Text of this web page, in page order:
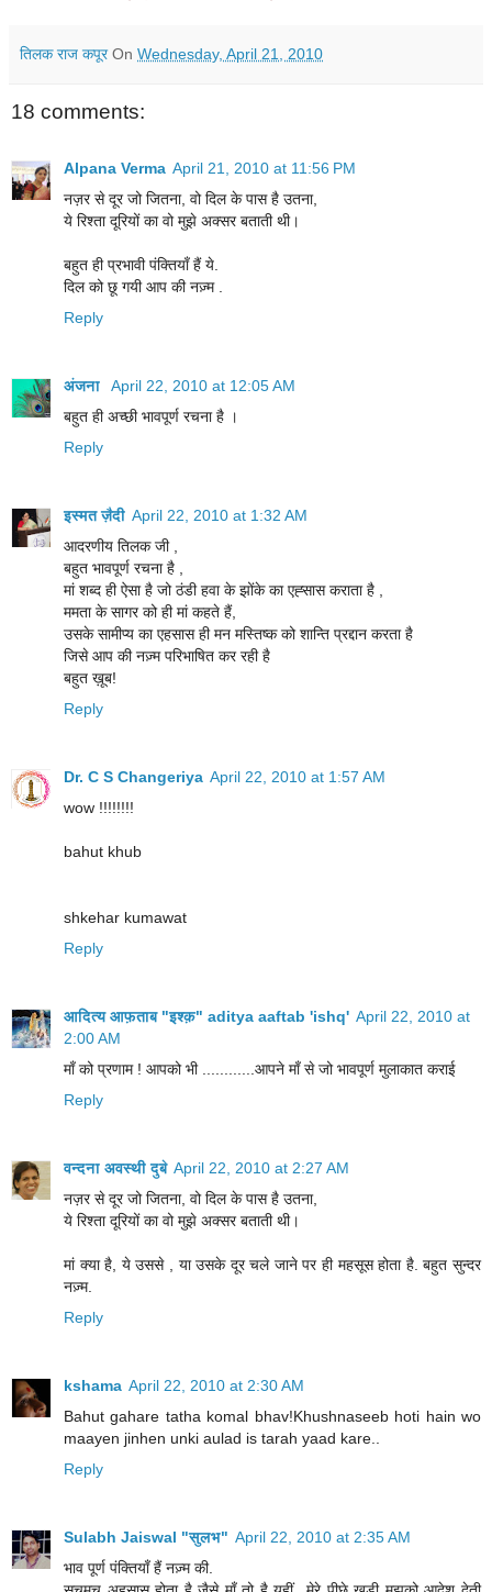
तिलक राज कपूर On Wednesday, April 21, 2010
18 comments:
Alpana Verma April 21, 2010 at 11:56 PM
नज़र से दूर जो जितना, वो दिल के पास है उतना,
ये रिश्‍ता दूरियों का वो मुझे अक्‍सर बताती थी।
बहुत ही प्रभावी पंक्तियाँ हैं ये.
दिल को छू गयी आप की नज़्म .
Reply
अंजना
April 22, 2010 at 12:05 AM
बहुत ही अच्छी भावपूर्ण रचना है ।
Reply
इस्मत ज़ैदी April 22, 2010 at 1:32 AM
आदरणीय तिलक जी ,
बहुत भावपूर्ण रचना है ,
मां शब्द ही ऐसा है जो ठंडी हवा के झोंके का एह्सास कराता है ,
ममता के सागर को ही मां कहते हैं,
उसके सामीप्य का एहसास ही मन मस्तिष्क को शान्ति प्रद्दान करता है
जिसे आप की नज़्म परिभाषित कर रही है
बहुत ख़ूब!
Reply
Dr. C S Changeriya April 22, 2010 at 1:57 AM
wow !!!!!!!!
bahut khub
shkehar kumawat
Reply
आदित्य आफ़ताब "इश्क़" aditya aaftab 'ishq' April 22, 2010 at
2:00 AM
माँ को प्रणाम ! आपको भी ............आपने माँ से जो भावपूर्ण मुलाकात कराई
Reply
वन्दना अवस्थी दुबे April 22, 2010 at 2:27 AM
नज़र से दूर जो जितना, वो दिल के पास है उतना,
ये रिश्‍ता दूरियों का वो मुझे अक्‍सर बताती थी।
मां क्या है, ये उससे , या उसके दूर चले जाने पर ही महसूस होता है. बहुत सुन्दर
नज़्म.
Reply
kshama April 22, 2010 at 2:30 AM
Bahut gahare tatha komal bhav!Khushnaseeb hoti hain wo
maayen jinhen unki aulad is tarah yaad kare..
Reply
Sulabh Jaiswal "सुलभ" April 22, 2010 at 2:35 AM
भाव पूर्ण पंक्तियाँ हैं नज़्म की.